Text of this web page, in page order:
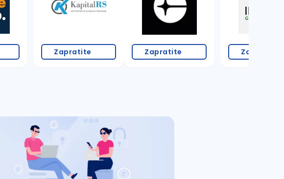
Zapratite Zapratite Zapratite